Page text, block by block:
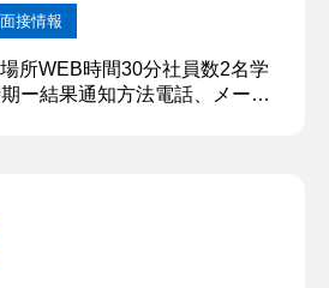
面接情報
所WEB時間30分社員数2名学
ー結果通知方法電話、メール
して各指示に判断基準を設ける
時々でバラバラにならないよ